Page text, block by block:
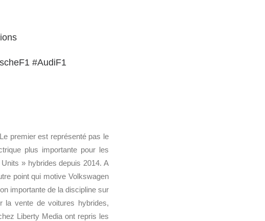
#AudiF1
premier est représenté pas le
plus importante pour les
» hybrides depuis 2014. A
point qui motive Volkswagen
importante de la discipline sur
la vente de voitures hybrides,
Liberty Media ont repris les